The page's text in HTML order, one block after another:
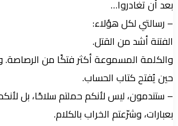
بعد أن تغادروا…
– رسالتي لكل هؤلاء:
الفتنة أشد من القتل.
والكلمة المسموعة أكثر فتكًا من الرصاصة.
حين يُفتح كتاب الحساب.
– ستندمون، ليس لأنكم حملتم سلاحًا، بل
بعبارات، وشرّعتم الخراب بالكلام.